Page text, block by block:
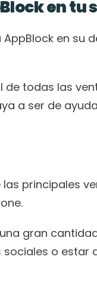
en tu
en su
de todas las
a ser de
principales
gran
sociales o